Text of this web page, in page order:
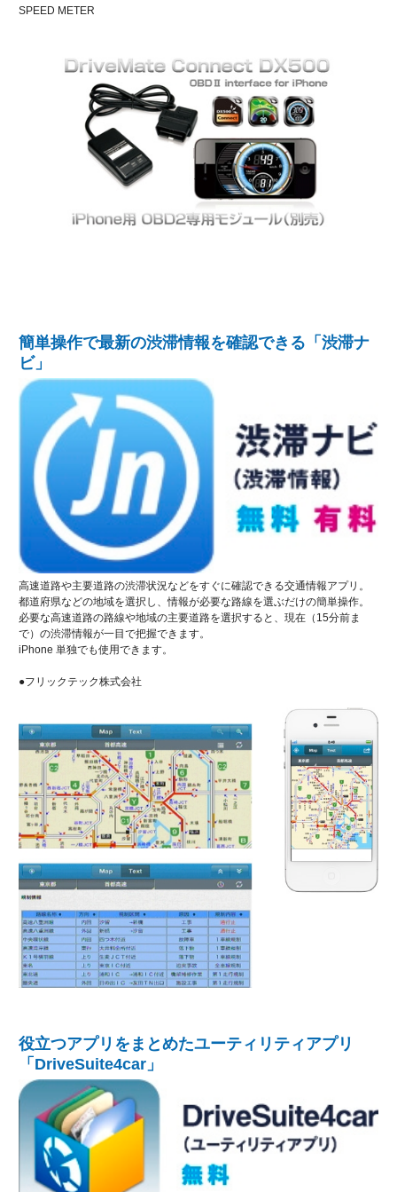
SPEED METER
簡単操作で最新の渋滞情報を確認できる「渋滞ナ
ビ」
高速道路や主要道路の渋滞状況などをすぐに確認できる交通情報アプリ。
都道府県などの地域を選択し、情報が必要な路線を選ぶだけの簡単操作。
必要な高速道路の路線や地域の主要道路を選択すると、現在（15分前ま
で）の渋滞情報が一目で把握できます。
iPhone 単独でも使用できます。
●フリックテック株式会社
役立つアプリをまとめたユーティリティアプリ
「DriveSuite4car」